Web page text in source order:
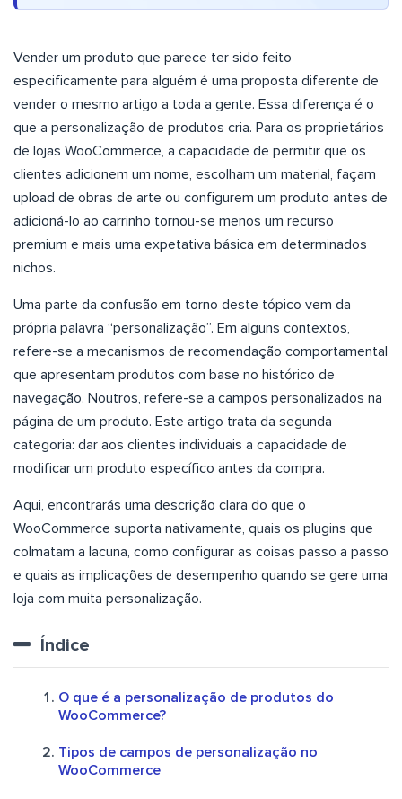
Vender um produto que parece ter sido feito
especificamente para alguém é uma proposta diferente de
vender o mesmo artigo a toda a gente. Essa diferença é o
que a personalização de produtos cria. Para os proprietários
de lojas WooCommerce, a capacidade de permitir que os
clientes adicionem um nome, escolham um material, façam
upload de obras de arte ou configurem um produto antes de
adicioná-lo ao carrinho tornou-se menos um recurso
premium e mais uma expetativa básica em determinados
nichos.
Uma parte da confusão em torno deste tópico vem da
própria palavra “personalização”. Em alguns contextos,
refere-se a mecanismos de recomendação comportamental
que apresentam produtos com base no histórico de
navegação. Noutros, refere-se a campos personalizados na
página de um produto. Este artigo trata da segunda
categoria: dar aos clientes individuais a capacidade de
modificar um produto específico antes da compra.
Aqui, encontrarás uma descrição clara do que o
WooCommerce suporta nativamente, quais os plugins que
colmatam a lacuna, como configurar as coisas passo a passo
e quais as implicações de desempenho quando se gere uma
loja com muita personalização.
Índice
O que é a personalização de produtos do
WooCommerce?
Tipos de campos de personalização no
WooCommerce